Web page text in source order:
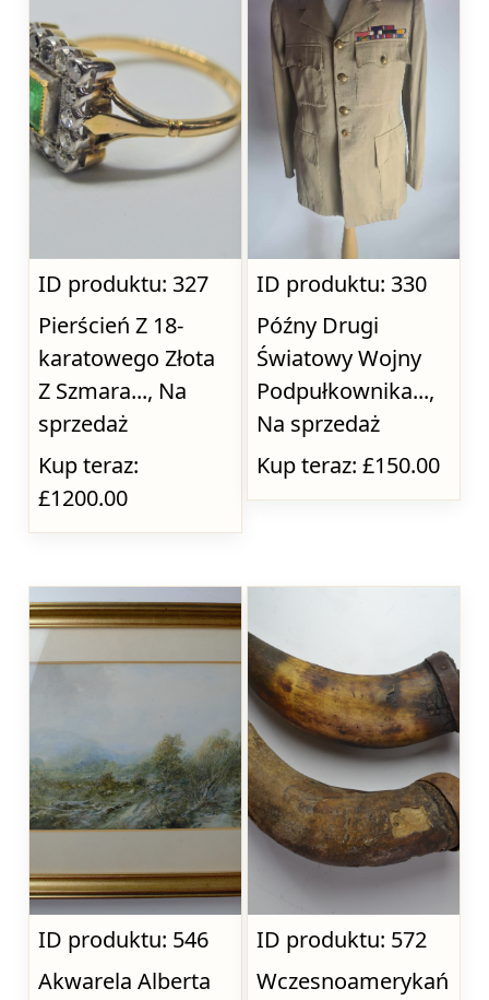
ID produktu: 327
Pierścień Z 18-
karatowego Złota
Z Szmara..., Na
sprzedaż
Kup teraz:
£1200.00
ID produktu: 330
Późny Drugi
Światowy Wojny
Podpułkownika...,
Na sprzedaż
Kup teraz: £150.00
ID produktu: 546
Akwarela Alberta
ID produktu: 572
Wczesnoamerykań